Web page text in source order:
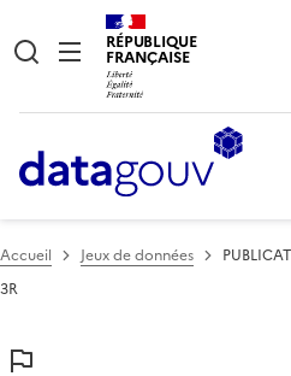
RÉPUBLIQUE
FRANÇAISE
Accueil Jeux de données
3R